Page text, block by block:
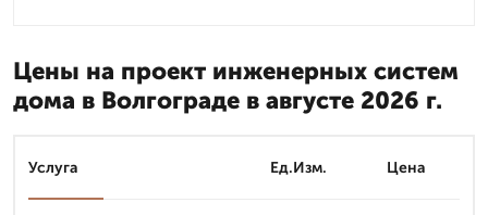
Цены на проект инженерных систем
дома в Волгограде в августе 2026 г.
Услуга Ед.Изм. Цена